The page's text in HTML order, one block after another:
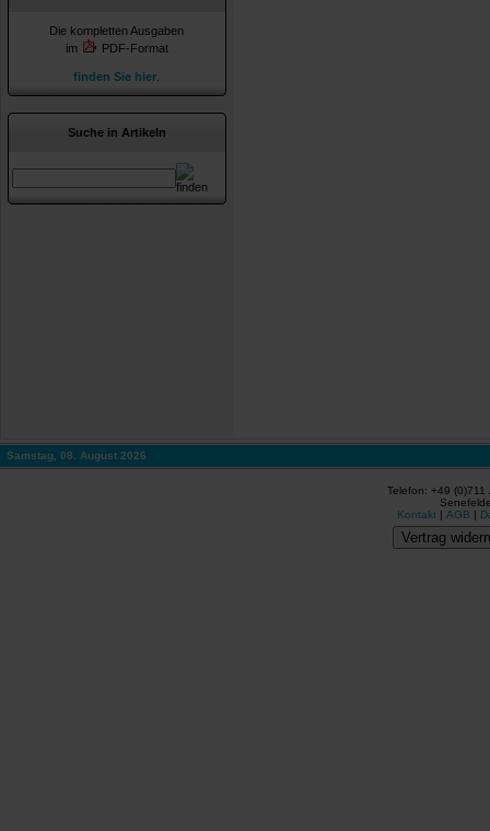
Die kompletten Ausgaben
im
PDF-Format
finden Sie hier
Suche in Artikeln
Samstag, 08. August 2026
Telefon: +49
Kontakt | AGB |
Vertrag